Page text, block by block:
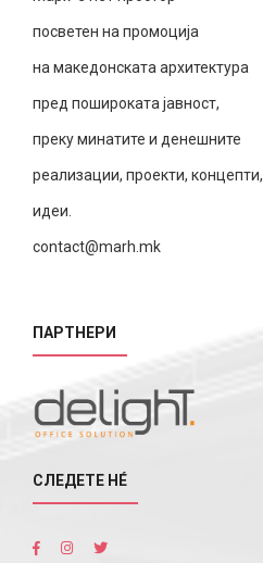
посветен на промоција
на македонската архитектура
пред пошироката јавност,
преку минатите и денешните
реализации, проекти, концепти,
идеи.
contact@marh.mk
ПАРТНЕРИ
СЛЕДЕТЕ НÉ